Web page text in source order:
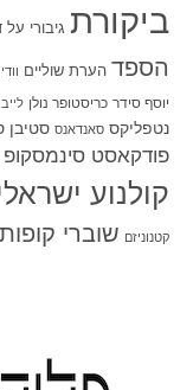
ביקורת גיבורי על
הספד הערת שוליים
יוסף סידר כריסטופר נולן
נטפליקס סאנדאנס סטיבן
פודקאסט
קולנוע
קטנוניזם שוברי קופות